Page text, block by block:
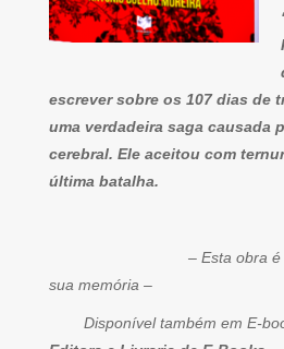
escrever sobre os 107 dias de
uma verdadeira saga causada
cerebral. Ele aceitou com
última batalha.
– Esta obra é uma
sua memória –
Disponível também em E-